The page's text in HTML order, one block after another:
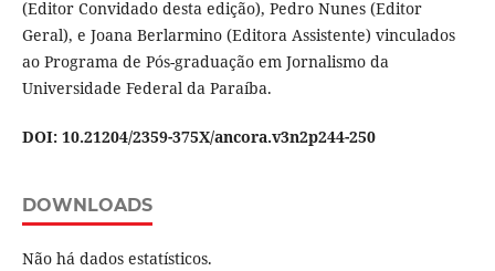
(Editor Convidado desta edição), Pedro Nunes (Editor
Geral), e Joana Berlarmino (Editora Assistente) vinculados
ao Programa de Pós-graduação em Jornalismo da
Universidade Federal da Paraíba.
DOI: 10.21204/2359-375X/ancora.v3n2p244-250
DOWNLOADS
Não há dados estatísticos.